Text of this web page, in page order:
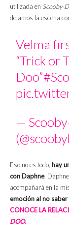
utilizada en Scooby-
dejamos la escena
Velma
“Trick or
Doo”
—
Eso no es todo, hay
con Daphne.
acompañará en la
emoción al no
CONOCE LA
DOO.